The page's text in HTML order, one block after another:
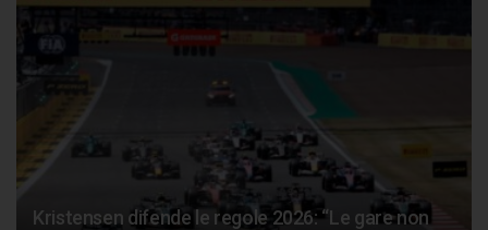
Kristensen difende le regole 2026: “Le gare non